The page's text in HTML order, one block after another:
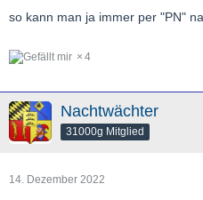
so kann man ja immer per "PN"
4
Nachtwächter
31000g Mitglied
14. Dezember 2022